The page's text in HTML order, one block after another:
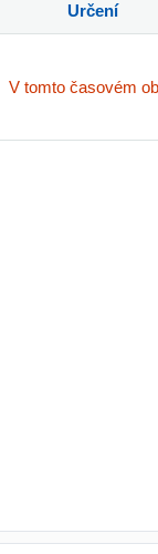
Určení
V tomto časovém